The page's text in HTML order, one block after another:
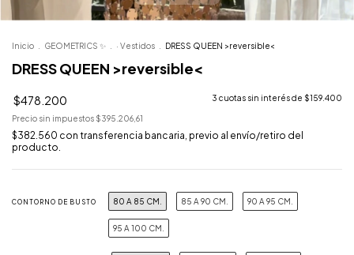
Inicio GEOMETRICS ✨ · Vestidos DRESS QUEEN >reversible<
DRESS QUEEN >reversible<
$478.200 3 cuotas sin interés de $159.400
Precio sin impuestos $395.206,61
$382.560 con transferencia bancaria, previo al envío/retiro del
producto.
CONTORNO DE BUSTO 80 A 85 CM. 85 A 90 CM. 90 A 95 CM.
95 A 100 CM.